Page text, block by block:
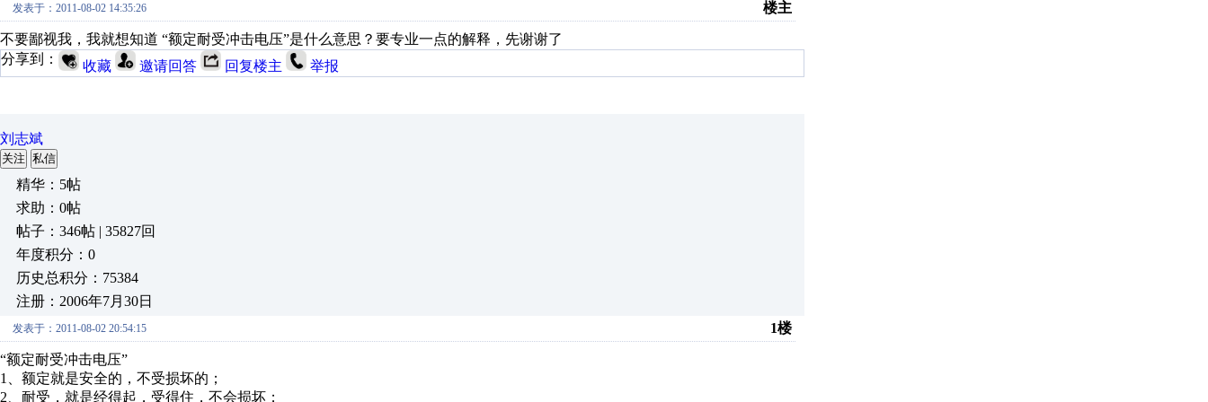
发表于：2011-08-02 14:35:26 楼主
不要鄙视我，我就想知道 “额定耐受冲击电压”是什么意思？要专业一点的解释，先谢谢了
分享到：
收藏 邀请回答 回复楼主 举报
刘志斌
关注 私信
精华：5帖
求助：0帖
帖子：346帖 | 35827回
年度积分：0
历史总积分：75384
注册：2006年7月30日
发表于：2011-08-02 20:54:15 1楼
“额定耐受冲击电压”
1、额定就是安全的，不受损坏的；
2、耐受，就是经得起，受得住，不会损坏；